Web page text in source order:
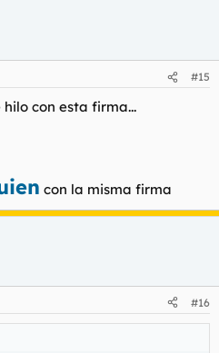
#15
con esta firma...
con la misma firma
#16